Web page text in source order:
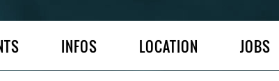
INFOS LOCATION JOBS